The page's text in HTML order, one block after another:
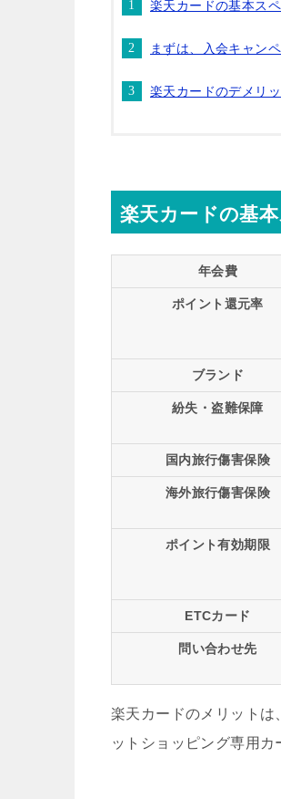
楽天カードの基本ス
まずは、入会キャン
楽天カードのデメリッ
楽天カードの基
年会費
ポイント還元率
ブランド
紛失・盗難保障
国内旅行傷害保険
海外旅行傷害保険
ポイント有効期限
ETCカード
問い合わせ先
楽天カードのメリットは
ットショッピング専用カ